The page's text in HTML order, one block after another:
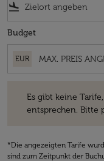
flight_land
Budget
EUR
Es gibt keine
entsprechen. Bitte
*Die angezeigten Tarife
sind zum Zeitpunkt der